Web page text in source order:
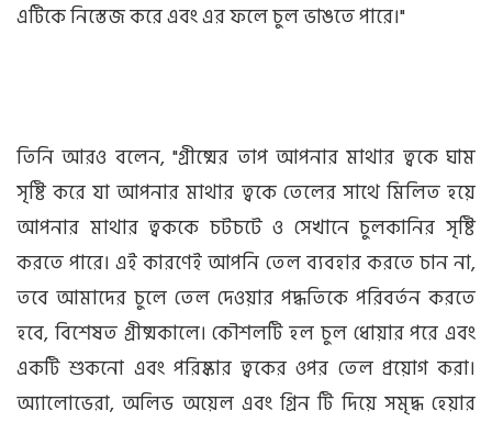
এটিকে নিস্তেজ করে এবং এর ফলে চুল ভাঙতে পারে।"
তিনি আরও বলেন, "গ্রীষ্মের তাপ আপনার মাথার ত্বকে ঘাম
সৃষ্টি করে যা আপনার মাথার ত্বকে তেলের সাথে মিলিত হয়ে
আপনার মাথার ত্বককে চটচটে ও সেখানে চুলকানির সৃষ্টি
করতে পারে। এই কারণেই আপনি তেল ব্যবহার করতে চান না,
তবে আমাদের চুলে তেল দেওয়ার পদ্ধতিকে পরিবর্তন করতে
হবে, বিশেষত গ্রীষ্মকালে। কৌশলটি হল চুল ধোয়ার পরে এবং
একটি শুকনো এবং পরিষ্কার ত্বকের ওপর তেল প্রয়োগ করা।
অ্যালোভেরা, অলিভ অয়েল এবং গ্রিন টি দিয়ে সমৃদ্ধ হেয়ার